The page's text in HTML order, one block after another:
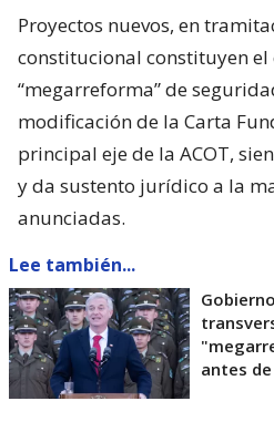
Proyectos nuevos, en
constitucional constituyen el
“megarreforma” de
modificación de la Carta
principal eje de la ACOT,
y da sustento jurídico a la
anunciadas.
Lee también...
antes